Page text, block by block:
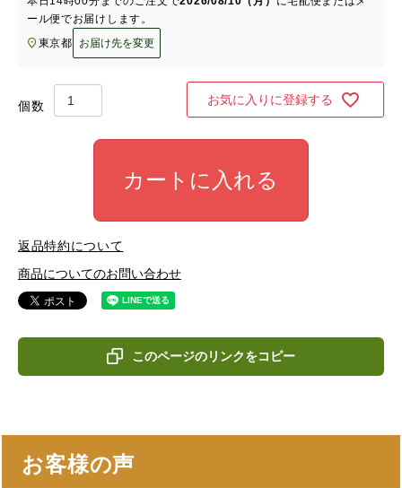
ール便でお届けします。
東京都
お届け先を変更
お気に入りに登録する
カートに入れる
返品特約について
商品についてのお問い合わせ
このページのリンクをコピー
お客様の声